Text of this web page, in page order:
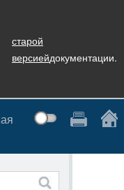
старой
версиейдокументации.